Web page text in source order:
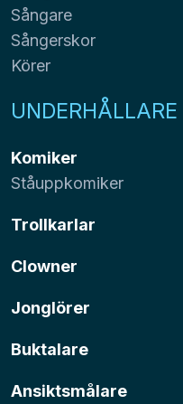
Sångare
Sångerskor
Körer
UNDERHÅLLARE
Komiker
Ståuppkomiker
Trollkarlar
Clowner
Jonglörer
Buktalare
Ansiktsmålare